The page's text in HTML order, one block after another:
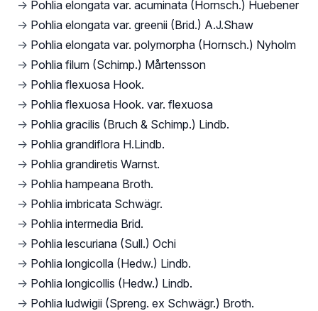
→ Pohlia elongata var. acuminata (Hornsch.) Huebener
→ Pohlia elongata var. greenii (Brid.) A.J.Shaw
→ Pohlia elongata var. polymorpha (Hornsch.) Nyholm
→ Pohlia filum (Schimp.) Mårtensson
→ Pohlia flexuosa Hook.
→ Pohlia flexuosa Hook. var. flexuosa
→ Pohlia gracilis (Bruch & Schimp.) Lindb.
→ Pohlia grandiflora H.Lindb.
→ Pohlia grandiretis Warnst.
→ Pohlia hampeana Broth.
→ Pohlia imbricata Schwägr.
→ Pohlia intermedia Brid.
→ Pohlia lescuriana (Sull.) Ochi
→ Pohlia longicolla (Hedw.) Lindb.
→ Pohlia longicollis (Hedw.) Lindb.
→ Pohlia ludwigii (Spreng. ex Schwägr.) Broth.